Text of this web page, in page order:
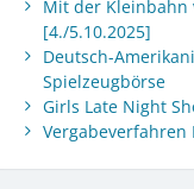
Mit der Kleinbahn
[4./5.10.2025]
Deutsch-
Spielzeugbörse
Girls Late Night
Vergabeverfahren